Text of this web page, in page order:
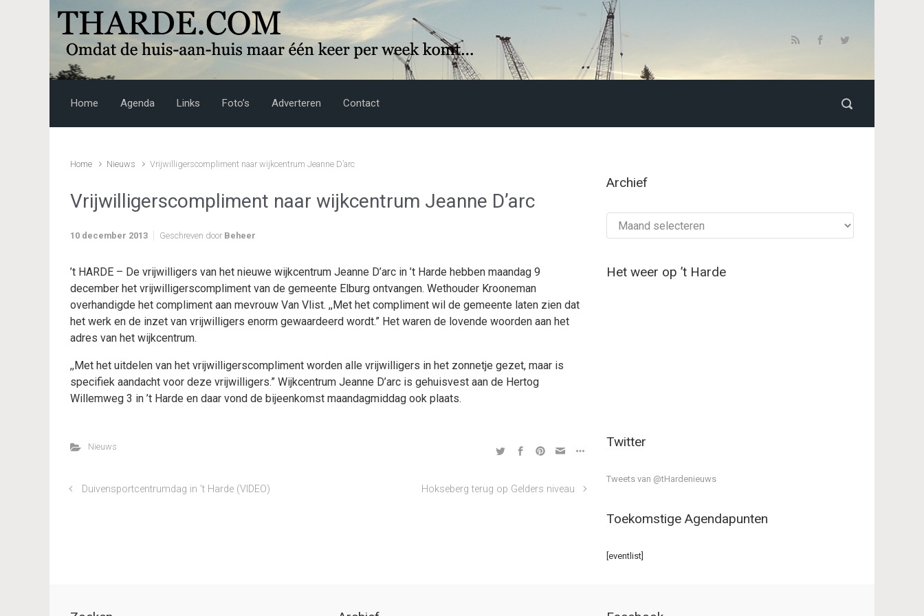
Skip to main content
Home Agenda Links Foto’s Adverteren Contact
Home Nieuws Vrijwilligerscompliment naar wijkcentrum Jeanne D’arc
Vrijwilligerscompliment naar wijkcentrum Jeanne D’arc
10 december 2013 Geschreven door Beheer
’t HARDE – De vrijwilligers van het nieuwe wijkcentrum Jeanne D’arc in ’t Harde hebben maandag 9
december het vrijwilligerscompliment van de gemeente Elburg ontvangen. Wethouder Krooneman
overhandigde het compliment aan mevrouw Van Vlist. ,,Met het compliment wil de gemeente laten zien dat
het werk en de inzet van vrijwilligers enorm gewaardeerd wordt.” Het waren de lovende woorden aan het
adres van het wijkcentrum.
,,Met het uitdelen van het vrijwilligerscompliment worden alle vrijwilligers in het zonnetje gezet, maar is
specifiek aandacht voor deze vrijwilligers.” Wijkcentrum Jeanne D’arc is gehuisvest aan de Hertog
Willemweg 3 in ’t Harde en daar vond de bijeenkomst maandagmiddag ook plaats.
Nieuws
Duivensportcentrumdag in ’t Harde (VIDEO) Hokseberg terug op Gelders niveau
Archief
Het weer op ’t Harde
Twitter
Tweets van @tHardenieuws
Toekomstige Agendapunten
[eventlist]